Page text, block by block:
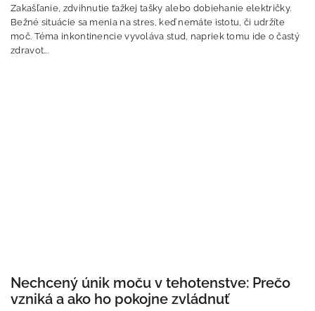
Zakašľanie, zdvihnutie ťažkej tašky alebo dobiehanie električky.
Bežné situácie sa menia na stres, keď nemáte istotu, či udržíte
moč. Téma inkontinencie vyvoláva stud, napriek tomu ide o častý
zdravot...
Nechcený únik moču v tehotenstve: Prečo
vzniká a ako ho pokojne zvládnuť